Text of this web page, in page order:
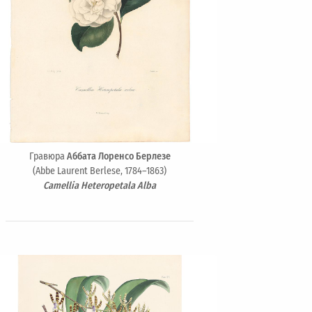
ГравюраАббата Лоренсо Берлезе
(Abbe Laurent Berlese, 1784–1863)
Camellia Heteropetala Alba